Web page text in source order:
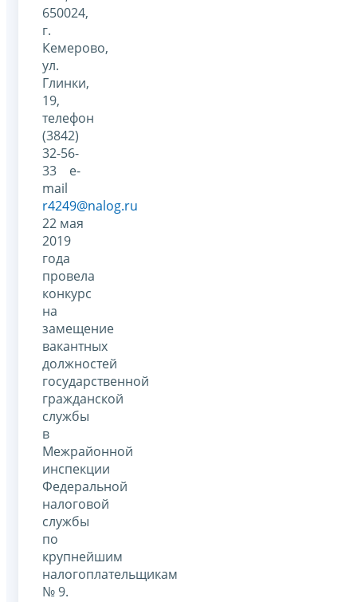
650024,
г.
Кемерово,
ул.
Глинки,
19,
телефон
(3842)
32-56-
33 e-
mail
r4249@nalog.ru
22 мая
2019
года
провела
конкурс
на
замещение
вакантных
должностей
государственной
гражданской
службы
в
Межрайонной
инспекции
Федеральной
налоговой
службы
по
крупнейшим
налогоплательщикам
№ 9.